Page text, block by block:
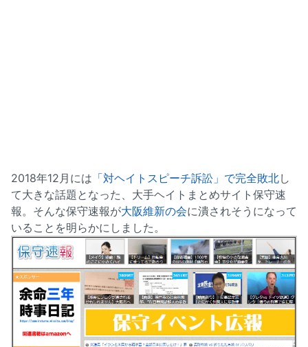
2018年12月には 「対ヘイトスピーチ訴訟」で完全敗北し
て大きな話題となった、大手ヘイトまとめサイト保守速
報。そんな保守速報が大阪維新の会に潰されそうになって
いることを明らかにしました。